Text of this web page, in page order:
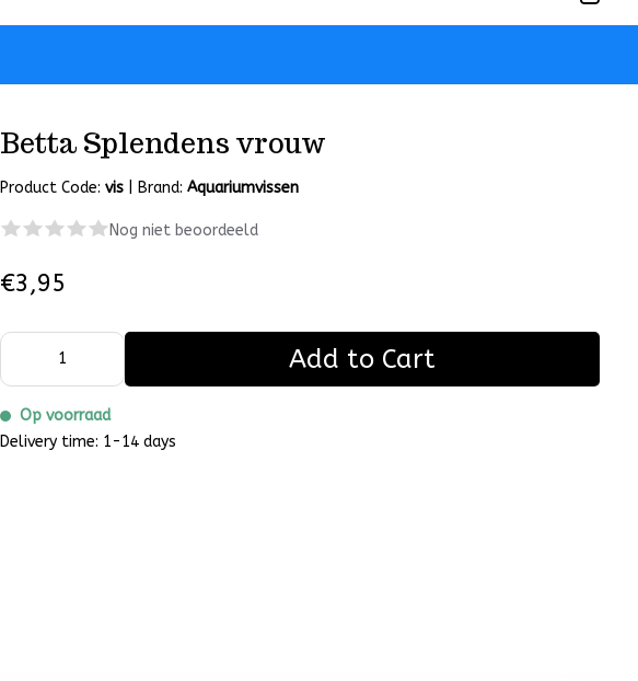
Betta Splendens vrouw
Product Code:vis Brand:Aquariumvissen
Nog niet beoordeeld
€3,95
Add to Cart
Op voorraad
Delivery time: 1-14 days